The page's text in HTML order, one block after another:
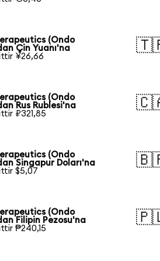
(Ondo
Çin Yuanı'na
¥26,66
(Ondo
Rus Rublesi'na
₽321,85
(Ondo
Singapur Doları'na
$5,07
(Ondo
Filipin Pezosu'na
₱240,15